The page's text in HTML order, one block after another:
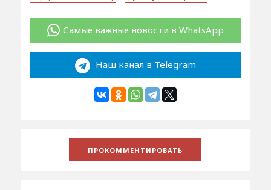
Самые важные новости в WhatsApp
Наш канал в Telegram